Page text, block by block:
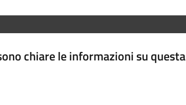
chiare le informazioni su questa